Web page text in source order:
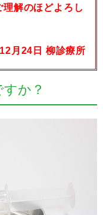
解のほどよろし
月24日 柳診療所
か？